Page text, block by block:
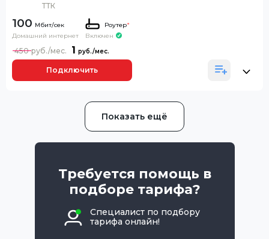
ТТК
100
Домашний интернет
Роутер*
Включен
1
450
Подключить
Показать ещё
Требуется помощь в
подборе тарифа?
Специалист по подбору
тарифа онлайн!